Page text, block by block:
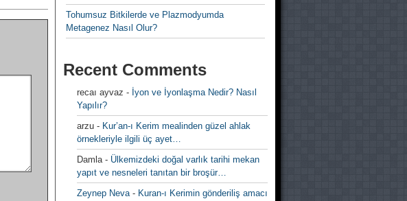
Tohumsuz Bitkilerde ve Plazmodyumda
Metagenez Nasıl Olur?
Recent Comments
recaı ayvaz - İyon ve İyonlaşma Nedir? Nasıl
Yapılır?
arzu - Kur’an-ı Kerim mealinden güzel ahlak
örnekleriyle ilgili üç ayet…
Damla- Ülkemizdeki doğal varlık tarihi mekan
yapıt ve nesneleri tanıtan bir broşür…
Zeynep Neva- Kuran-ı Kerimin gönderiliş amacı